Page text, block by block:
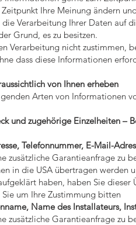
Ihre Meinung ändern
Verarbeitung Ihrer Daten auf
Grund, es zu besitzen.
Verarbeitung nicht zustimmen,
dass diese Informationen
von Ihnen erheben
Arten von Informationen
und zugehörige Einzelheiten –
Telefonnummer, E-Mail-
zusätzliche Garantieanfrage zu
in die USA übertragen werden
haben, haben Sie
um Ihre Zustimmung bitten
Name des Installateurs,
zusätzliche Garantieanfrage zu